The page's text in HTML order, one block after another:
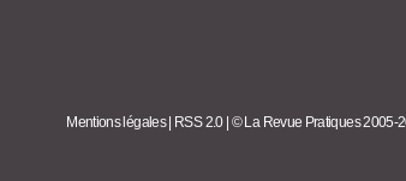
Mentions légales RSS 2.0 © La Revue Pratiques 2005-